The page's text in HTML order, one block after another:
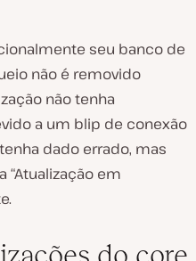
seu banco de
não é removido
não tenha
a um blip de conexão
dado errado, mas
“Atualização em
do core